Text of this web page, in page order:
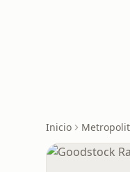
Inicio